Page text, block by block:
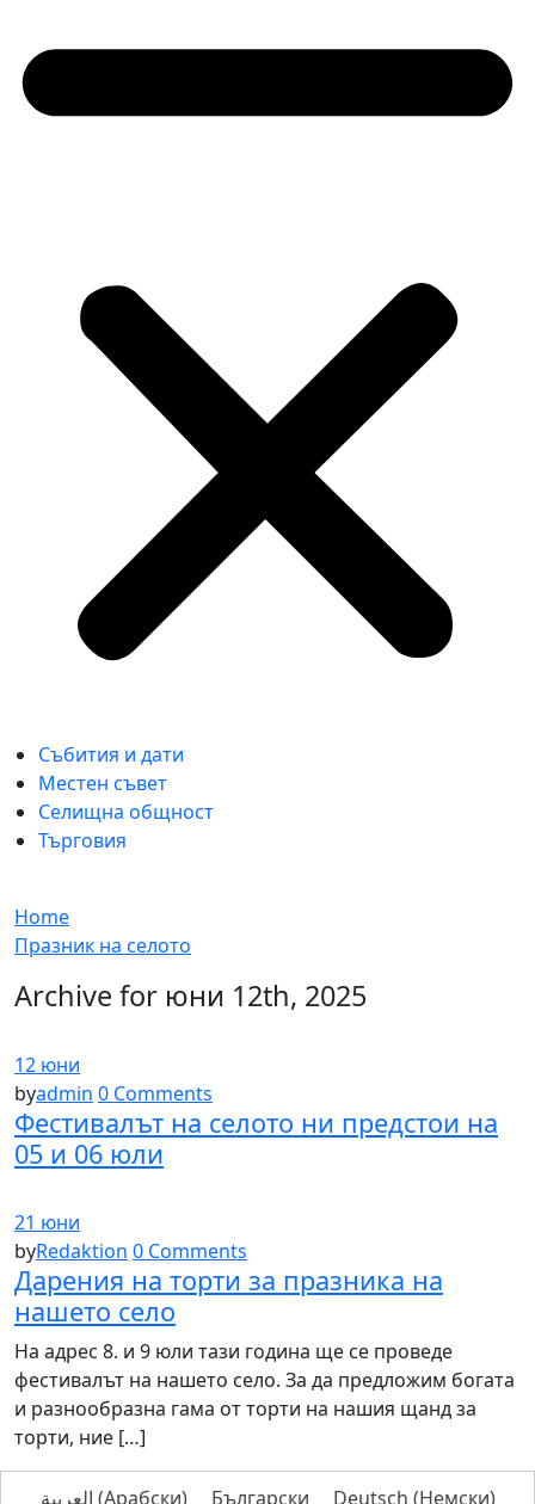
Събития и дати
Местен съвет
Селищна общност
Търговия
Home
Празник на селото
Archive for юни 12th, 2025
12 юни
byadmin 0 Comments
Фестивалът на селото ни предстои на
05 и 06 юли
21 юни
byRedaktion 0 Comments
Дарения на торти за празника на
нашето село
На адрес 8. и 9 юли тази година ще се проведе
фестивалът на нашето село. За да предложим богата
и разнообразна гама от торти на нашия щанд за
торти, ние […]
العربية (Арабски) Български Deutsch (Немски)